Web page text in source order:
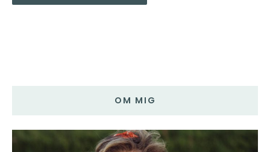
OM MIG